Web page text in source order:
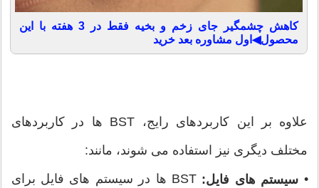
کاهش چشمگیر جای زخم و بخیه فقط در 3 هفته با این
محصول◀اول مشاوره بعد خرید
علاوه بر این کاربردهای رایج، BST ها در کاربردهای
مختلف دیگری نیز استفاده می شوند، مانند:
• سیستم های فایل: BST ها در سیستم های فایل برای